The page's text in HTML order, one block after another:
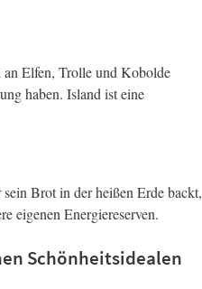
an Elfen, Trolle und Kobolde
haben. Island ist eine
Brot in der heißen Erde backt,
eigenen Energiereserven.
Schönheitsidealen